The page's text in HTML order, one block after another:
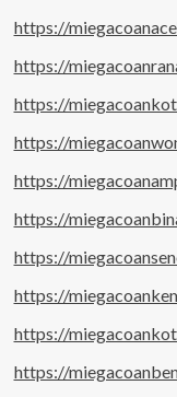
https://
https://
https://
https://
https://
https://
https://
https://
https://
https://